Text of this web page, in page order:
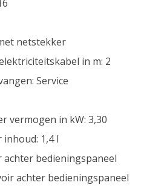
netstekker
in m: 2
Service
vermogen in kW: 3,30
1,4 l
bedieningspaneel
achter bedieningspaneel